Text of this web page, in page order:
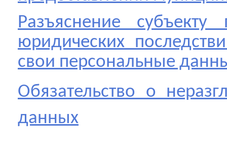
Разъяснение
юридических
свои персональные
Обязательство о
данных